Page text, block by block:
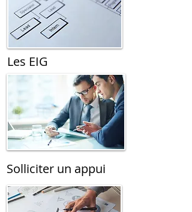
Les EIG
Solliciter un appui